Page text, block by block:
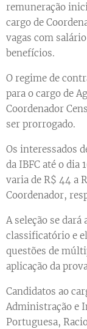
remuneração
cargo de
vagas com
benefícios.
O regime de
para o cargo de
Coordenador
ser prorrogado.
Os interessados
da IBFC até o dia
varia de R$ 44 a
Coordenador,
A seleção se
classificatório e
questões de
aplicação da
Candidatos ao
Administração e
Portuguesa,